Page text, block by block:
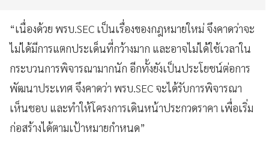
“เนื่องด้วย พรบ.SEC เป็นเรื่องของกฎหมายใหม่ จึงคาดว่าจะ
ไม่ได้มีการแตกประเด็นที่กว้างมาก และอาจไม่ได้ใช้เวลาใน
กระบวนการพิจารณามากนัก อีกทั้งยังเป็นประโยชน์ต่อการ
พัฒนาประเทศ จึงคาดว่า พรบ.SEC จะได้รับการพิจารณา
เห็นชอบ และทำให้โครงการเดินหน้าประกวดราคา เพื่อเริ่ม
ก่อสร้างได้ตามเป้าหมายกำหนด”